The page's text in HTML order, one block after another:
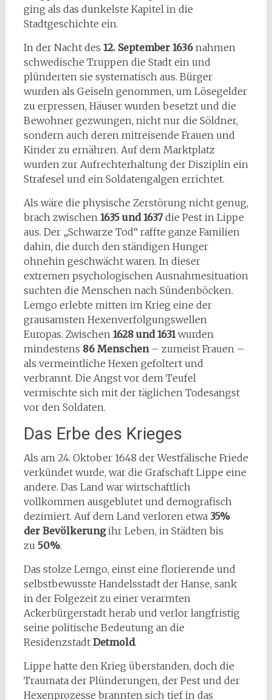
ging als das dunkelste Kapitel in die
Stadtgeschichte ein.
In der Nacht des 12. September 1636nahmen
schwedische Truppen die Stadt ein und
plünderten sie systematisch aus. Bürger
wurden als Geiseln genommen, um Lösegelder
zu erpressen, Häuser wurden besetzt und die
Bewohner gezwungen, nicht nur die Söldner,
sondern auch deren mitreisende Frauen und
Kinder zu ernähren. Auf dem Marktplatz
wurden zur Aufrechterhaltung der Disziplin ein
Strafesel und ein Soldatengalgen errichtet.
Als wäre die physische Zerstörung nicht genug,
brach zwischen 1635 und 1637die Pest in Lippe
aus. Der „Schwarze Tod“ raffte ganze Familien
dahin, die durch den ständigen Hunger
ohnehin geschwächt waren. In dieser
extremen psychologischen Ausnahmesituation
suchten die Menschen nach Sündenböcken.
Lemgo erlebte mitten im Krieg eine der
grausamsten Hexenverfolgungswellen
Europas. Zwischen 1628 und 1631wurden
mindestens 86 Menschen– zumeist Frauen –
als vermeintliche Hexen gefoltert und
verbrannt. Die Angst vor dem Teufel
vermischte sich mit der täglichen Todesangst
vor den Soldaten.
Das Erbe des Krieges
Als am 24. Oktober 1648 der Westfälische Friede
verkündet wurde, war die Grafschaft Lippe eine
andere. Das Land war wirtschaftlich
vollkommen ausgeblutet und demografisch
dezimiert. Auf dem Land verloren etwa 35%
der Bevölkerungihr Leben, in Städten bis
zu 50%.
Das stolze Lemgo, einst eine florierende und
selbstbewusste Handelsstadt der Hanse, sank
in der Folgezeit zu einer verarmten
Ackerbürgerstadt herab und verlor langfristig
seine politische Bedeutung an die
Residenzstadt Detmold.
Lippe hatte den Krieg überstanden, doch die
Traumata der Plünderungen, der Pest und der
Hexenprozesse brannten sich tief in das